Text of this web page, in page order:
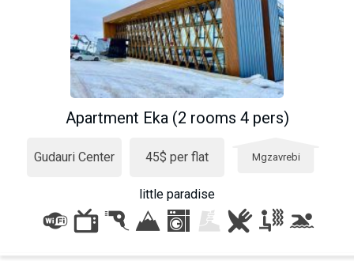
Apartment Eka (2 rooms 4 pers)
Gudauri Center 45$ per flat Mgzavrebi
little paradise